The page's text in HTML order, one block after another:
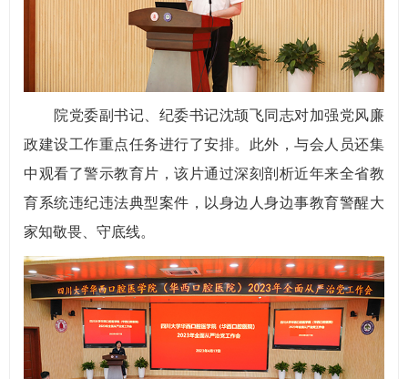
院党委副书记、纪委书记沈颉飞同志对加强党风廉
政建设工作重点任务进行了安排。此外，与会人员还集
中观看了警示教育片，该片通过深刻剖析近年来全省教
育系统违纪违法典型案件，以身边人身边事教育警醒大
家知敬畏、守底线。